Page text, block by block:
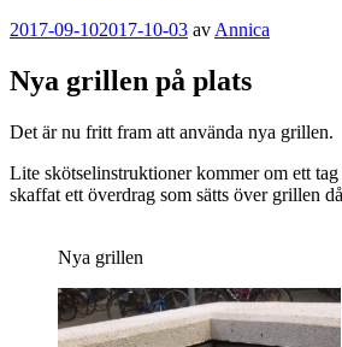
Publicerat
2017-09-102017-10-03 av Annica
Nya grillen på plats
Det är nu fritt fram att använda nya grillen.
Lite skötselinstruktioner kommer om ett
skaffat ett överdrag som sätts över grillen
Nya grillen